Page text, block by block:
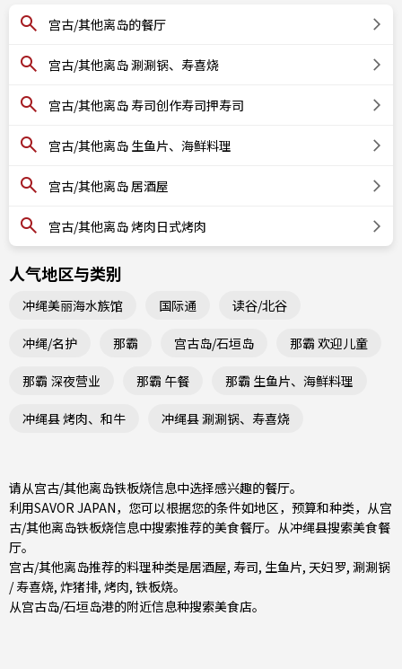
宫古/其他离岛的餐厅
宫古/其他离岛 涮涮锅、寿喜烧
宫古/其他离岛 寿司创作寿司押寿司
宫古/其他离岛 生鱼片、海鲜料理
宫古/其他离岛 居酒屋
宫古/其他离岛 烤肉日式烤肉
人气地区与类别
冲绳美丽海水族馆 国际通 读谷/北谷
冲绳/名护 那霸 宫古岛/石垣岛 那霸 欢迎儿童
那霸 深夜营业 那霸 午餐 那霸 生鱼片、海鲜料理
冲绳县 烤肉、和牛 冲绳县 涮涮锅、寿喜烧
请从宫古/其他离岛铁板烧信息中选择感兴趣的餐厅。
利用SAVOR JAPAN，您可以根据您的条件如地区，预算和种类，从宫
古/其他离岛铁板烧信息中搜索推荐的美食餐厅。从冲绳县搜索美食餐
厅。
宫古/其他离岛推荐的料理种类是居酒屋, 寿司, 生鱼片, 天妇罗, 涮涮锅
/ 寿喜烧, 炸猪排, 烤肉, 铁板烧。
从宫古岛/石垣岛港的附近信息种搜索美食店。